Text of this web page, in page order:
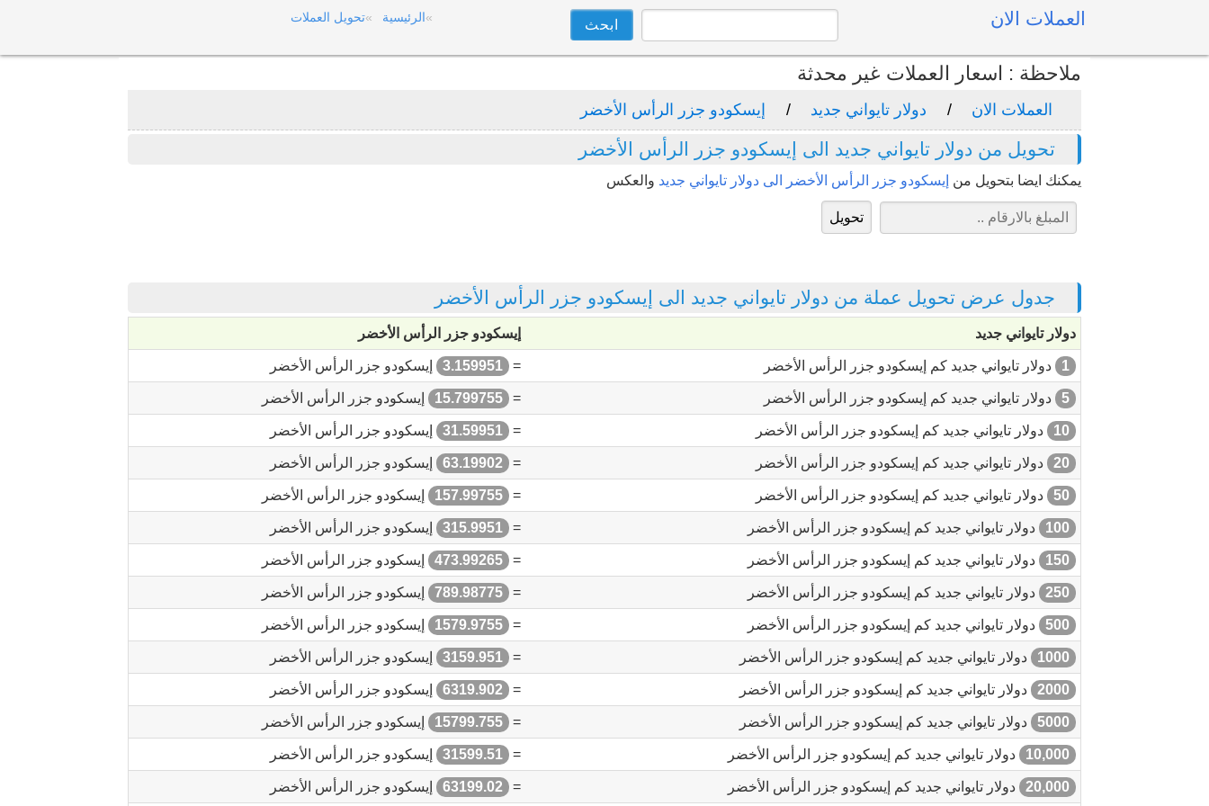
العملات الان الرئيسية تحويل العملات
ملاحظة : اسعار العملات غير محدثة
العملات الان دولار تايواني جديد إيسكودو جزر الرأس الأخضر
تحويل من دولار تايواني جديد الى إيسكودو جزر الرأس الأخضر
يمكنك ايضا بتحويل من إيسكودو جزر الرأس الأخضر الى دولار تايواني جديد والعكس
جدول عرض تحويل عملة من دولار تايواني جديد الى إيسكودو جزر الرأس الأخضر
دولار تايواني جديد إيسكودو جزر الرأس الأخضر
1 دولار تايواني جديد كم إيسكودو جزر الرأس الأخضر =
3.159951 إيسكودو جزر الرأس الأخضر
5 دولار تايواني جديد كم إيسكودو جزر الرأس الأخضر =
15.799755 إيسكودو جزر الرأس الأخضر
10 دولار تايواني جديد كم إيسكودو جزر الرأس الأخضر =
31.59951 إيسكودو جزر الرأس الأخضر
20 دولار تايواني جديد كم إيسكودو جزر الرأس الأخضر =
63.19902 إيسكودو جزر الرأس الأخضر
50 دولار تايواني جديد كم إيسكودو جزر الرأس الأخضر =
157.99755 إيسكودو جزر الرأس الأخضر
100 دولار تايواني جديد كم إيسكودو جزر الرأس الأخضر =
315.9951 إيسكودو جزر الرأس الأخضر
150 دولار تايواني جديد كم إيسكودو جزر الرأس الأخضر =
473.99265 إيسكودو جزر الرأس الأخضر
250 دولار تايواني جديد كم إيسكودو جزر الرأس الأخضر =
789.98775 إيسكودو جزر الرأس الأخضر
500 دولار تايواني جديد كم إيسكودو جزر الرأس الأخضر =
1579.9755 إيسكودو جزر الرأس الأخضر
1000 دولار تايواني جديد كم إيسكودو جزر الرأس الأخضر =
3159.951 إيسكودو جزر الرأس الأخضر
2000 دولار تايواني جديد كم إيسكودو جزر الرأس الأخضر =
6319.902 إيسكودو جزر الرأس الأخضر
5000 دولار تايواني جديد كم إيسكودو جزر الرأس الأخضر =
15799.755 إيسكودو جزر الرأس الأخضر
10,000 دولار تايواني جديد كم إيسكودو جزر الرأس الأخضر =
31599.51 إيسكودو جزر الرأس الأخضر
20,000 دولار تايواني جديد كم إيسكودو جزر الرأس الأخضر =
63199.02 إيسكودو جزر الرأس الأخضر